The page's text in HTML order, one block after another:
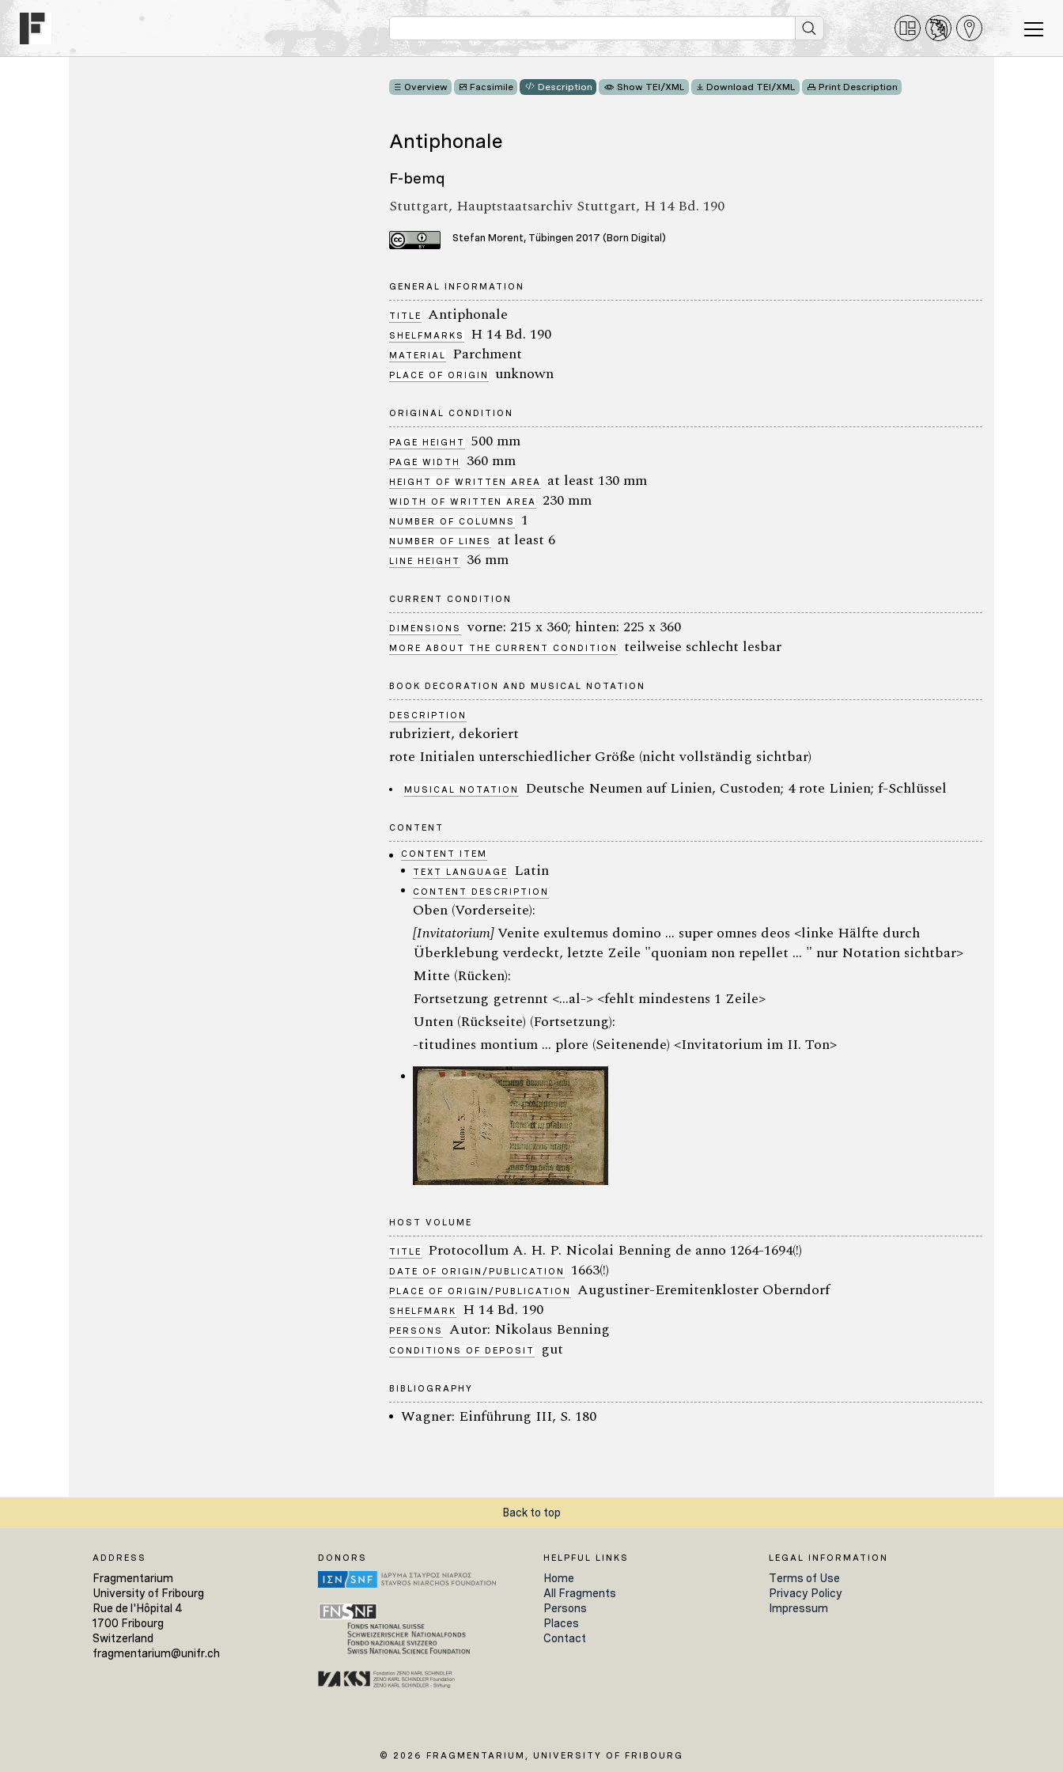
Overview Facsimile Description Show TEI/XML Download TEI/XML Print Description
Antiphonale
F-bemq
Stuttgart, Hauptstaatsarchiv Stuttgart, H 14 Bd. 190
Stefan Morent, Tübingen 2017 (Born Digital)
GENERAL INFORMATION
TITLE Antiphonale
SHELFMARKS H 14 Bd. 190
MATERIAL Parchment
PLACE OF ORIGIN unknown
ORIGINAL CONDITION
PAGE HEIGHT 500 mm
PAGE WIDTH 360 mm
HEIGHT OF WRITTEN AREA at least 130 mm
WIDTH OF WRITTEN AREA 230 mm
NUMBER OF COLUMNS 1
NUMBER OF LINES at least 6
LINE HEIGHT 36 mm
CURRENT CONDITION
DIMENSIONS vorne: 215 x 360; hinten: 225 x 360
MORE ABOUT THE CURRENT CONDITION teilweise schlecht lesbar
BOOK DECORATION AND MUSICAL NOTATION
DESCRIPTION
rubriziert, dekoriert
rote Initialen unterschiedlicher Größe (nicht vollständig sichtbar)
MUSICAL NOTATION Deutsche Neumen auf Linien, Custoden; 4 rote Linien; f-Schlüssel
CONTENT
CONTENT ITEM
TEXT LANGUAGE
Latin
CONTENT DESCRIPTION
Oben (Vorderseite):
[Invitatorium]Venite exultemus domino ... super omnes deos <linke Hälfte durch
Überklebung verdeckt, letzte Zeile "quoniam non repellet ... " nur Notation sichtbar>
Mitte (Rücken):
Fortsetzung getrennt <...al-> <fehlt mindestens 1 Zeile>
Unten (Rückseite) (Fortsetzung):
-titudines montium ... plore (Seitenende) <Invitatorium im II. Ton>
HOST VOLUME
TITLE Protocollum A. H. P. Nicolai Benning de anno 1264-1694(!)
DATE OF ORIGIN/PUBLICATION 1663(!)
PLACE OF ORIGIN/PUBLICATION Augustiner-Eremitenkloster Oberndorf
SHELFMARK H 14 Bd. 190
PERSONS Autor: Nikolaus Benning
CONDITIONS OF DEPOSIT gut
BIBLIOGRAPHY
Wagner: Einführung III, S. 180
Back to top
ADDRESS
Fragmentarium
University of Fribourg
Rue de l'Hôpital 4
1700 Fribourg
Switzerland
fragmentarium@unifr.ch
DONORS HELPFUL LINKS
Home
All Fragments
Persons
Places
Contact
LEGAL INFORMATION
Terms of Use
Privacy Policy
Impressum
© 2026 FRAGMENTARIUM, UNIVERSITY OF FRIBOURG